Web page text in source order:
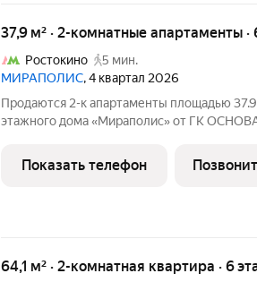
37,9 м² · 2-комнатные апартаменты ·
Ростокино
5 мин.
МИРАПОЛИС, 4 квартал 2026
Продаются 2-к апартаменты площадью
этажного дома «Мираполис» от ГК ОСНОВА.
жизни. Проект состоит из четырех башен с
стеклянными
Показать телефон
64,1 м² · 2-комнатная квартира · 6